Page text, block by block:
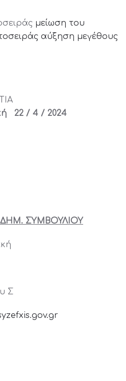
μείωση του
αύξηση μεγέθους
22 / 4 / 2024
ΣΥΜΒΟΥΛΙΟΥ
Σ